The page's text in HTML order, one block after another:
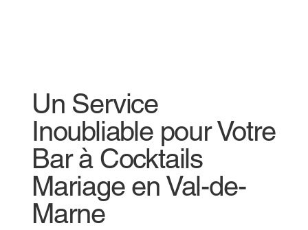
Un Service
Inoubliable pour Votre
Bar à Cocktails
Mariage en Val-de-
Marne